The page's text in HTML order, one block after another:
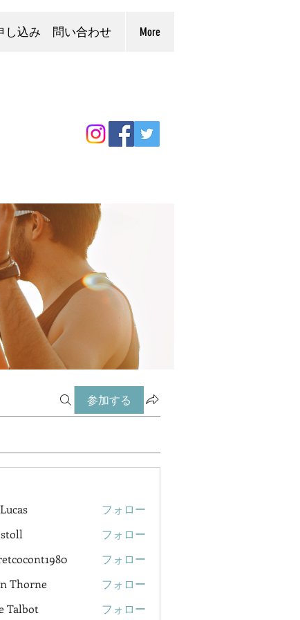
し込み 問い合わせ More
参加する
フォロー
フォロー
フォロー
Thorne
フォロー
Talbot
フォロー